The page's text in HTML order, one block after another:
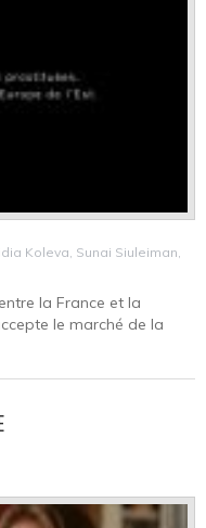
Koleva, Sunai Siuleiman,
la France et la
le marché de la